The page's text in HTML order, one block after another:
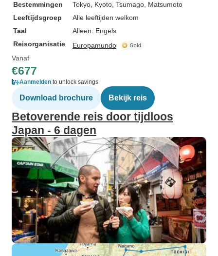
Bestemmingen
Tokyo , Kyoto , Tsumago , Matsumoto
Leeftijdsgroep
Alle leeftijden welkom
Taal
Alleen: Engels
Reisorganisatie
Europamundo
Vanaf
€677
Aanmelden to unlock savings
Download brochure Bekijk reis
Betoverende reis door tijdloos
Japan - 6 dagen